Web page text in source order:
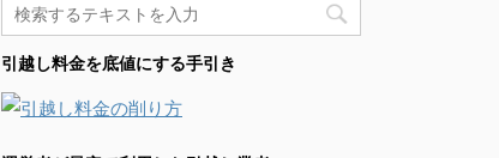
引越し料金を底値にする手引き